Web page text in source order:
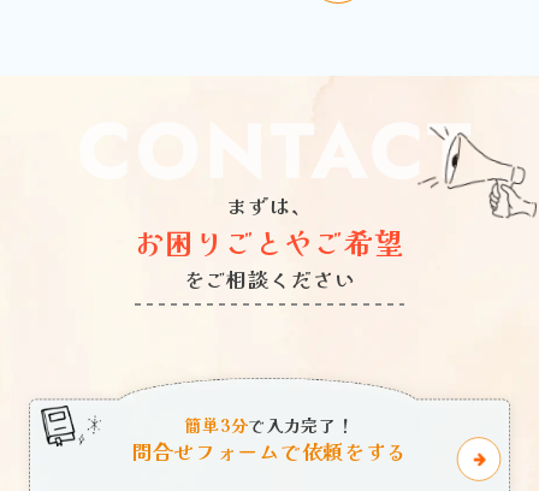
CONTACT
まずは、
お困りごとやご希望
をご相談ください
簡単3分で入力完了！
問合せフォームで依頼をする